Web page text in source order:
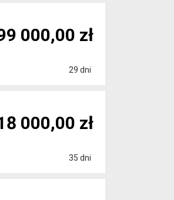
29 dni
000,00 zł
35 dni
000,00 zł